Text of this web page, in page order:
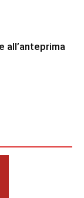
all’anteprima